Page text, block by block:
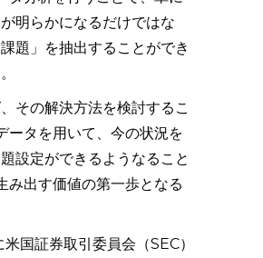
明らかになるだけではな
題」を抽出することができ
その解決方法を検討するこ
ータを用いて、今の状況を
設定ができるようなること
み出す価値の第一歩となる
国証券取引委員会（SEC）